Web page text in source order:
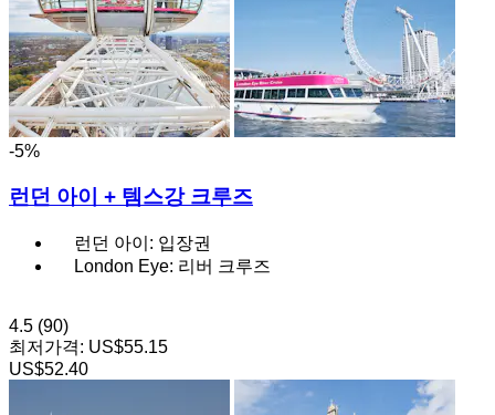
-5%
런던 아이 + 템스강 크루즈
런던 아이: 입장권
London Eye: 리버 크루즈
4.5 (90)
최저가격: US$55.15
US$52.40